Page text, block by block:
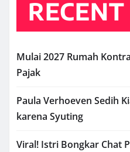
Mulai 2027 Rumah
Pajak
Paula Verhoeven Sedih
karena Syuting
Viral! Istri Bongkar Chat